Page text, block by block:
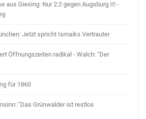
aus Giesing: Nur 2:2 gegen Augsburg II! -
Jetzt spricht Ismaiks Vertrauter
Öffnungszeiten radikal - Walch: "Der
für 1860
"Das Grünwalder ist restlos